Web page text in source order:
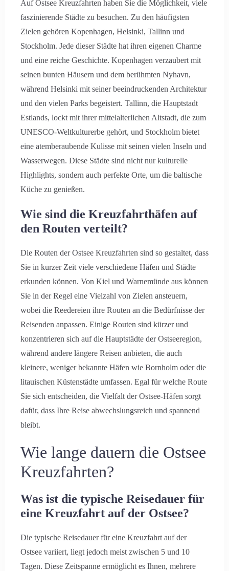
Auf Ostsee Kreuzfahrten haben Sie die Möglichkeit, viele
faszinierende Städte zu besuchen. Zu den häufigsten
Zielen gehören Kopenhagen, Helsinki, Tallinn und
Stockholm. Jede dieser Städte hat ihren eigenen Charme
und eine reiche Geschichte. Kopenhagen verzaubert mit
seinen bunten Häusern und dem berühmten Nyhavn,
während Helsinki mit seiner beeindruckenden Architektur
und den vielen Parks begeistert. Tallinn, die Hauptstadt
Estlands, lockt mit ihrer mittelalterlichen Altstadt, die zum
UNESCO-Weltkulturerbe gehört, und Stockholm bietet
eine atemberaubende Kulisse mit seinen vielen Inseln und
Wasserwegen. Diese Städte sind nicht nur kulturelle
Highlights, sondern auch perfekte Orte, um die baltische
Küche zu genießen.
Wie sind die Kreuzfahrthäfen auf
den Routen verteilt?
Die Routen der Ostsee Kreuzfahrten sind so gestaltet, dass
Sie in kurzer Zeit viele verschiedene Häfen und Städte
erkunden können. Von Kiel und Warnemünde aus können
Sie in der Regel eine Vielzahl von Zielen ansteuern,
wobei die Reedereien ihre Routen an die Bedürfnisse der
Reisenden anpassen. Einige Routen sind kürzer und
konzentrieren sich auf die Hauptstädte der Ostseeregion,
während andere längere Reisen anbieten, die auch
kleinere, weniger bekannte Häfen wie Bornholm oder die
litauischen Küstenstädte umfassen. Egal für welche Route
Sie sich entscheiden, die Vielfalt der Ostsee-Häfen sorgt
dafür, dass Ihre Reise abwechslungsreich und spannend
bleibt.
Wie lange dauern die Ostsee
Kreuzfahrten?
Was ist die typische Reisedauer für
eine Kreuzfahrt auf der Ostsee?
Die typische Reisedauer für eine Kreuzfahrt auf der
Ostsee variiert, liegt jedoch meist zwischen 5 und 10
Tagen. Diese Zeitspanne ermöglicht es Ihnen, mehrere